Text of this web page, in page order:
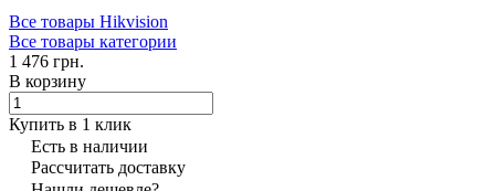
Все товары Hikvision
Все товары категории
1 476 грн.
В корзину
Купить в 1 клик
Есть в наличии
Рассчитать доставку